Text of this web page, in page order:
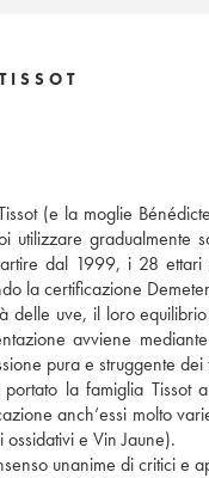
(e la moglie
gradualmente
dal 1999, i 28 ettari
la certificazione
delle uve, il loro
avviene
pura e struggente
la famiglia
anch’essi molto
e Vin Jaune).
unanime di critici e